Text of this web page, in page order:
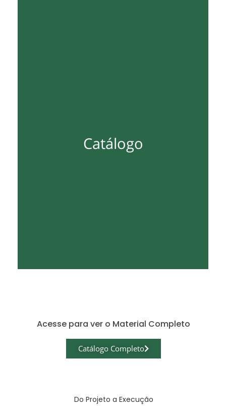
Catálogo
Acesse para ver o Material Completo
Catálogo Completo
Do Projeto a Execução